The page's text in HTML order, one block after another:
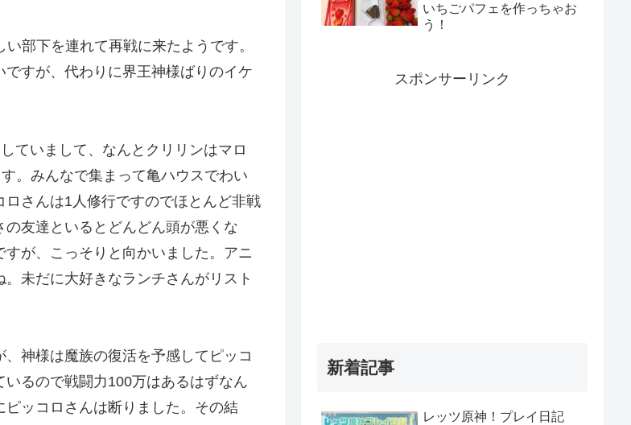
部下を連れて再戦に来たようです。
すが、代わりに界王神様ばりのイケ
ていまして、なんとクリリンはマロ
。みんなで集まって亀ハウスでわい
さんは1人修行ですのでほとんど非戦
友達といるとどんどん頭が悪くな
が、こっそりと向かいました。アニ
未だに大好きなランチさんがリスト
神様は魔族の復活を予感してピッコ
るので戦闘力100万はあるはずなん
ッコロさんは断りました。その結
いちごパフェを作っちゃお
う！
スポンサーリンク
新着記事
レッツ原神！プレイ日記